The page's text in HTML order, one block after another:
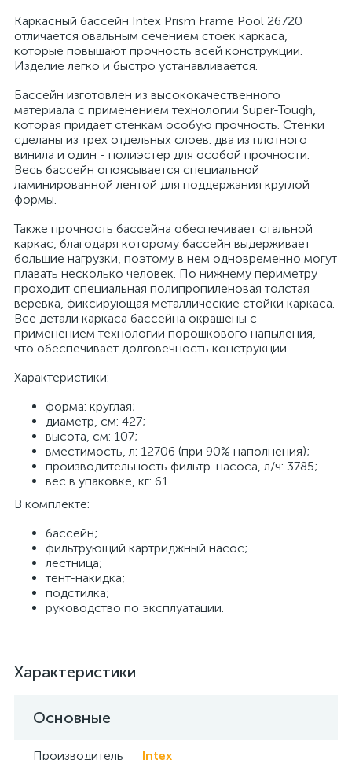
Каркасный бассейн Intex Prism Frame Pool 26720
отличается овальным сечением стоек каркаса,
которые повышают прочность всей конструкции.
Изделие легко и быстро устанавливается.
Бассейн изготовлен из высококачественного
материала с применением технологии Super-Tough,
которая придает стенкам особую прочность. Стенки
сделаны из трех отдельных слоев: два из плотного
винила и один - полиэстер для особой прочности.
Весь бассейн опоясывается специальной
ламинированной лентой для поддержания круглой
формы.
Также прочность бассейна обеспечивает стальной
каркас, благодаря которому бассейн выдерживает
большие нагрузки, поэтому в нем одновременно могут
плавать несколько человек. По нижнему периметру
проходит специальная полипропиленовая толстая
веревка, фиксирующая металлические стойки каркаса.
Все детали каркаса бассейна окрашены с
применением технологии порошкового напыления,
что обеспечивает долговечность конструкции.
Характеристики:
форма: круглая;
диаметр, см: 427;
высота, см: 107;
вместимость, л: 12706 (при 90% наполнения);
производительность фильтр-насоса, л/ч: 3785;
вес в упаковке, кг: 61.
В комплекте:
бассейн;
фильтрующий картриджный насос;
лестница;
тент-накидка;
подстилка;
руководство по эксплуатации.
Характеристики
Основные
Производитель Intex